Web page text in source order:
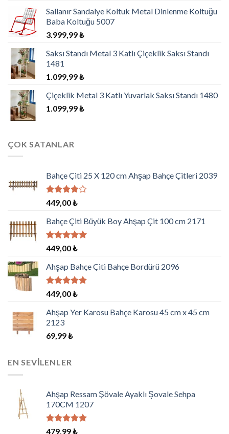
Sallanır Sandalye Koltuk Metal Dinlenme Koltuğu
Baba Koltuğu 5007
3.999,99₺
Saksı Standı Metal 3 Katlı Çiçeklik Saksı Standı
1481
1.099,99₺
Çiçeklik Metal 3 Katlı Yuvarlak Saksı Standı 1480
1.099,99₺
ÇOK SATANLAR
Bahçe Çiti 25 X 120 cm Ahşap Bahçe Çitleri 2039
5
üzerinden
4.00
oy
aldı
449,00₺
Bahçe Çiti Büyük Boy Ahşap Çit 100 cm 2171
5 üzerinden
5.00oy
aldı
449,00₺
Ahşap Bahçe Çiti Bahçe Bordürü 2096
5 üzerinden
5.00oy
aldı
449,00₺
Ahşap Yer Karosu Bahçe Karosu 45 cm x 45 cm
2123
69,99₺
EN SEVILENLER
Ahşap Ressam Şövale Ayaklı Şovale Sehpa
170CM 1207
5 üzerinden
479,99₺